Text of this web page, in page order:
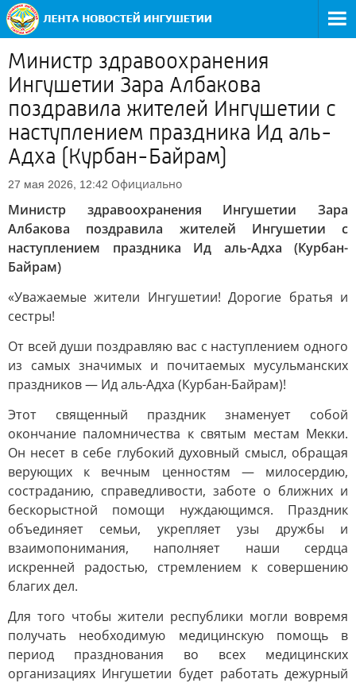
Министр здравоохранения
Ингушетии Зара Албакова
поздравила жителей Ингушетии с
наступлением праздника Ид аль-
Адха (Курбан-Байрам)
27 мая 2026, 12:42 Официально
Министр здравоохранения Ингушетии Зара
Албакова поздравила жителей Ингушетии с
наступлением праздника Ид аль-Адха (Курбан-
Байрам)
«Уважаемые жители Ингушетии! Дорогие братья и
сестры!
От всей души поздравляю вас с наступлением одного
из самых значимых и почитаемых мусульманских
праздников — Ид аль-Адха (Курбан-Байрам)!
Этот священный праздник знаменует собой
окончание паломничества к святым местам Мекки.
Он несет в себе глубокий духовный смысл, обращая
верующих к вечным ценностям — милосердию,
состраданию, справедливости, заботе о ближних и
бескорыстной помощи нуждающимся. Праздник
объединяет семьи, укрепляет узы дружбы и
взаимопонимания, наполняет наши сердца
искренней радостью, стремлением к совершению
благих дел.
Для того чтобы жители республики могли вовремя
получать необходимую медицинскую помощь в
период празднования во всех медицинских
организациях Ингушетии будет работать дежурный